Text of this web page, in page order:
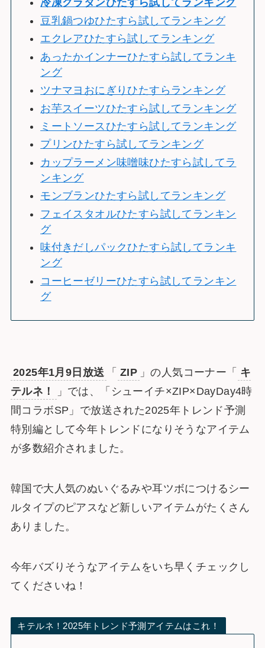
冷凍グラタンひたすら試してランキング
豆乳鍋つゆひたすら試してランキング
エクレアひたすら試してランキング
あったかインナーひたすら試してランキ
ング
ツナマヨおにぎりひたすらランキング
お芋スイーツひたすら試してランキング
ミートソースひたすら試してランキング
プリンひたすら試してランキング
カップラーメン味噌味ひたすら試してラ
ンキング
モンブランひたすら試してランキング
フェイスタオルひたすら試してランキン
グ
味付きだしパックひたすら試してランキ
ング
コーヒーゼリーひたすら試してランキン
グ
2025年1月9日放送 「 ZIP 」の人気コーナー「 キ
テルネ！
」では、「シューイチ×ZIP×DayDay4時
間コラボSP」で放送された2025年トレンド予測
特別編として今年トレンドになりそうなアイテム
が多数紹介されました。
韓国で大人気のぬいぐるみや耳ツボにつけるシー
ルタイプのピアスなど新しいアイテムがたくさん
ありました。
今年バズりそうなアイテムをいち早くチェックし
てくださいね！
キテルネ！2025年トレンド予測アイテムはこれ！